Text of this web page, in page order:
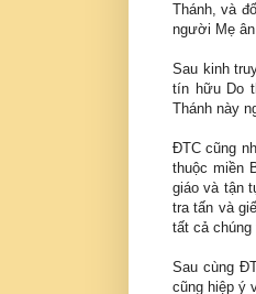
Thánh, và
người Mẹ
Sau kinh
tín hữu Do
Thánh này
ĐTC cũng
thuộc miền
giáo và tận
tra tấn và
tất cả chúng
Sau cùng
cũng hiệp ý